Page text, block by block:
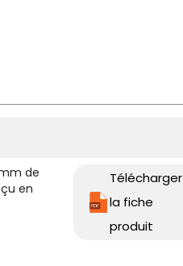
de
en
Télécharger
la fiche
produit